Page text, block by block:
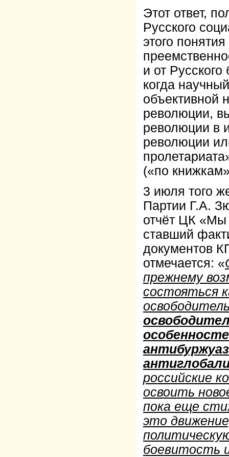
Этот ответ,
Русского
этого
и от
когда
объективной
революции,
революции в
революции
(«по
3 июля того
Партии Г.А.
отчёт ЦК
ставший
документов
отмечается: «
прежнему
состояться
российские
освоить
пока еще
это
боевитость